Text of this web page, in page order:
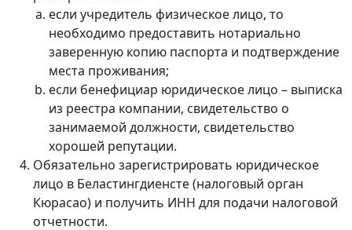
если учредитель физическое лицо, то
необходимо предоставить нотариально
заверенную копию паспорта и подтверждение
места проживания;
если бенефициар юридическое лицо – выписка
из реестра компании, свидетельство о
занимаемой должности, свидетельство
хорошей репутации.
Обязательно зарегистрировать юридическое
лицо в Беластингдиенсте (налоговый орган
Кюрасао) и получить ИНН для подачи налоговой
отчетности.